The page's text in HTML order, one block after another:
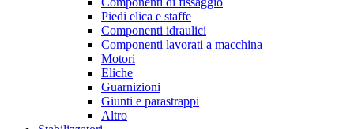
Piedi elica e staffe
Componenti idraulici
Componenti lavorati a macchina
Motori
Eliche
Guarnizioni
Giunti e parastrappi
Altro